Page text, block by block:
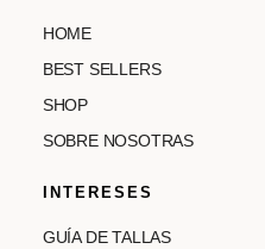
HOME
BEST SELLERS
SHOP
SOBRE NOSOTRAS
INTERESES
GUÍA DE TALLAS